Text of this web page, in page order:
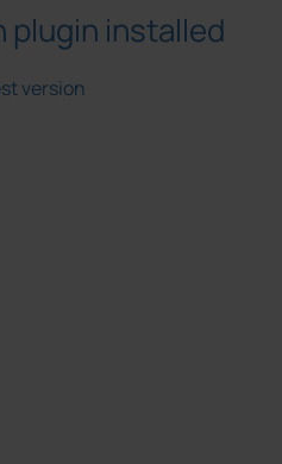
plugin installed
version